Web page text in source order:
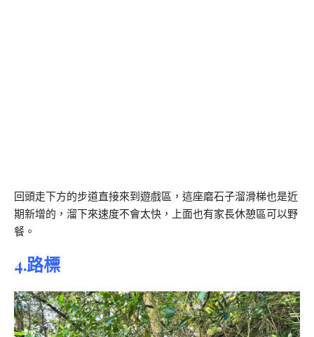
回頭走下方的步道直接來到遊戲區，這座磨石子溜滑梯也是近
期新增的，溜下來速度不會太快，上面也有家長休憩區可以野
餐。
4.路標